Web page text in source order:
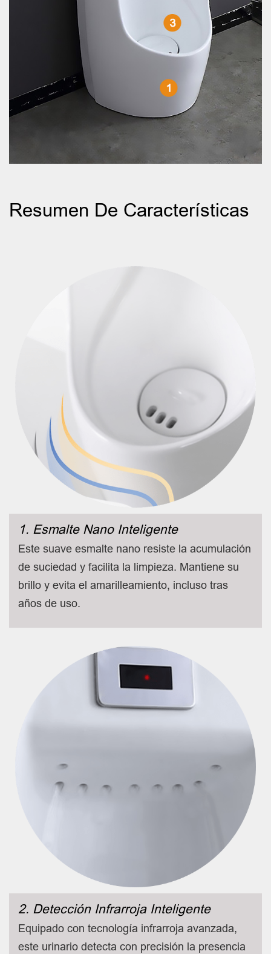
Resumen De Características
1. Esmalte Nano Inteligente
Este suave esmalte nano resiste la acumulación
de suciedad y facilita la limpieza. Mantiene su
brillo y evita el amarilleamiento, incluso tras
años de uso.
2. Detección Infrarroja Inteligente
Equipado con tecnología infrarroja avanzada,
este urinario detecta con precisión la presencia